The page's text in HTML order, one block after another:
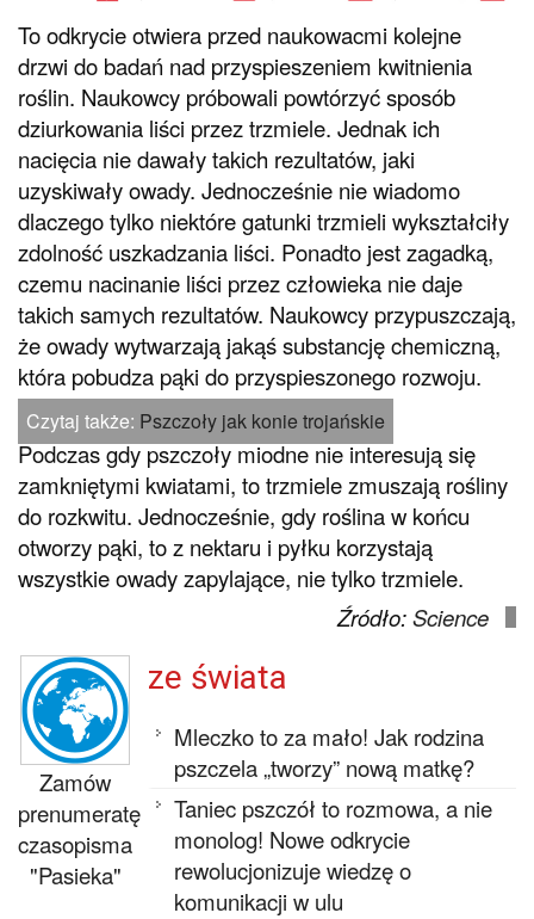
To odkrycie otwiera przed naukowacmi kolejne
drzwi do badań nad przyspieszeniem kwitnienia
roślin. Naukowcy próbowali powtórzyć sposób
dziurkowania liści przez trzmiele. Jednak ich
nacięcia nie dawały takich rezultatów, jaki
uzyskiwały owady. Jednocześnie nie wiadomo
dlaczego tylko niektóre gatunki trzmieli wykształciły
zdolność uszkadzania liści. Ponadto jest zagadką,
czemu nacinanie liści przez człowieka nie daje
takich samych rezultatów. Naukowcy przypuszczają,
że owady wytwarzają jakąś substancję chemiczną,
która pobudza pąki do przyspieszonego rozwoju.
Czytaj także: Pszczoły jak konie trojańskie
Podczas gdy pszczoły miodne nie interesują się
zamkniętymi kwiatami, to trzmiele zmuszają rośliny
do rozkwitu. Jednocześnie, gdy roślina w końcu
otworzy pąki, to z nektaru i pyłku korzystają
wszystkie owady zapylające, nie tylko trzmiele.
Źródło:Science
Zamów
prenumeratę
czasopisma
"Pasieka"
ze świata
Mleczko to za mało! Jak rodzina
pszczela „tworzy” nową matkę?
Taniec pszczół to rozmowa, a nie
monolog! Nowe odkrycie
rewolucjonizuje wiedzę o
komunikacji w ulu